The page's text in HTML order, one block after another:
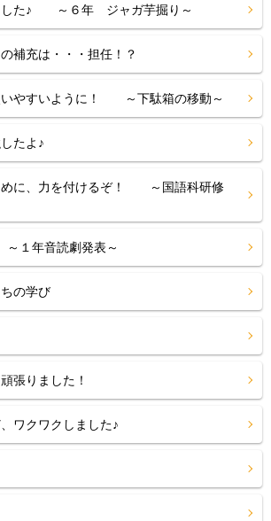
した♪ ～６年 ジャガ芋掘り～
補充は・・・担任！？
いやすいように！ ～下駄箱の移動～
たよ♪
めに、力を付けるぞ！ ～国語科研修
１年音読劇発表～
の学び
張りました！
ワクワクしました♪